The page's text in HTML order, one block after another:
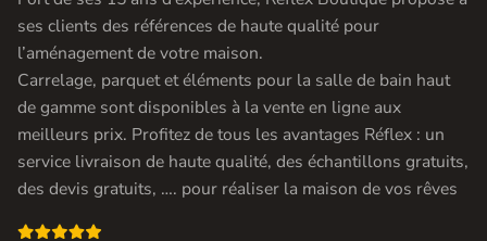
ses clients des références de haute qualité pour
l’aménagement de votre maison.
Carrelage, parquet et éléments pour la salle de bain haut
de gamme sont disponibles à la vente en ligne aux
meilleurs prix. Profitez de tous les avantages Réflex : un
service livraison de haute qualité, des échantillons gratuits,
des devis gratuits, …. pour réaliser la maison de vos rêves
